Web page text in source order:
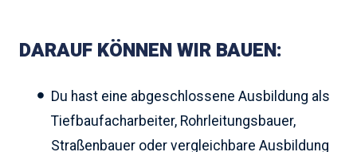
DARAUF KÖNNEN WIR BAUEN:
Du hast eine abgeschlossene Ausbildung als
Tiefbaufacharbeiter, Rohrleitungsbauer,
Straßenbauer oder vergleichbare Ausbildung